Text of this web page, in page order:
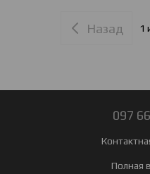
Назад 1
097
Полная